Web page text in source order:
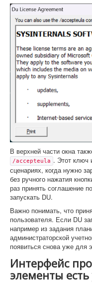
В верхней части окна
/accepteula . Этот ключ
сценариях, когда нужно
без ручного нажатия
раз принять соглашение
запускать DU.
Важно понимать, что
пользователя. Если DU
например из задания
администраторской
появиться снова уже для
Интерфейс
элементы есть